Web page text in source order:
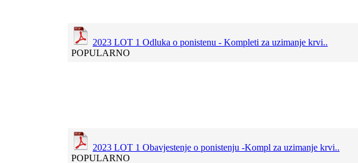
2023 LOT 1 Odluka o ponistenu - Kompleti za uzimanje krvi..
POPULARNO
2023 LOT 1 Obavjestenje o ponistenju -Kompl za uzimanje krvi..
POPULARNO